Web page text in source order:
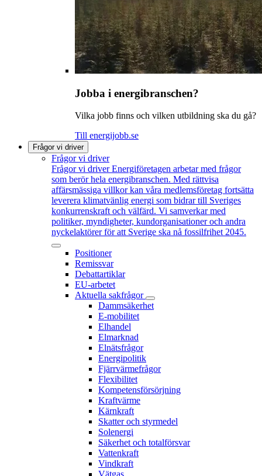
Jobba i energibranschen?
Vilka jobb finns och vilken utbildning ska du gå?
Till energijobb.se
Frågor vi driver
Frågor vi driver
Frågor vi driver Energiföretagen arbetar med frågor
som berör hela energibranschen. Med rättvisa
affärsmässiga villkor kan våra medlemsföretag fortsätta
leverera klimatvänlig energi som bidrar till Sveriges
konkurrenskraft och välfärd. Vi samverkar med
politiker, myndigheter, kundorganisationer och andra
nyckelaktörer för att Sverige ska nå fossilfrihet 2045.
Positioner
Remissvar
Debattartiklar
EU-arbetet
Aktuella sakfrågor
Dammsäkerhet
E-mobilitet
Elhandel
Elmarknad
Elnätsfrågor
Energipolitik
Fjärrvärmefrågor
Flexibilitet
Kompetensförsörjning
Kraftvärme
Kärnkraft
Skatter och styrmedel
Solenergi
Säkerhet och totalförsvar
Vattenkraft
Vindkraft